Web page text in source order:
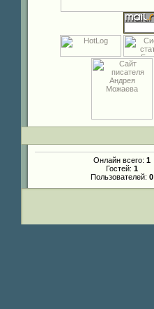
Онлайн всего: 1
Гостей: 1
Пользователей: 0